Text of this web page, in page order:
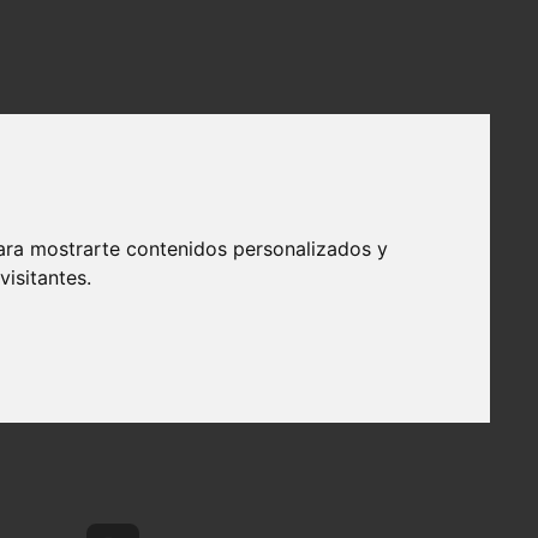
mostrarte contenidos personalizados y